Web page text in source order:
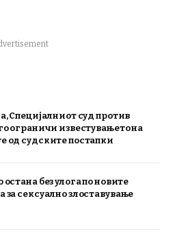
Специјалниот суд против
ограничи известувањето на
од судските постапки
без улога по новите
за сексуално злоставување